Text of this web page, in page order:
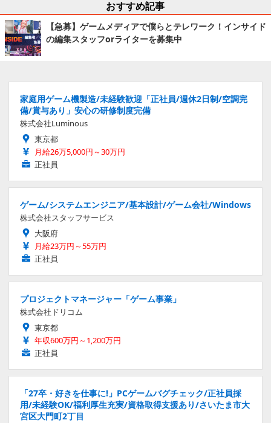
おすすめ記事
【急募】ゲームメディアで僕らとテレワーク！インサイド
の編集スタッフorライターを募集中
家庭用ゲーム機製造/未経験歓迎「正社員/週休2日制/空調完
備/賞与あり」安心の研修制度完備
株式会社Luminous
東京都
月給26万5,000円～30万円
正社員
ゲーム/システムエンジニア/基本設計/ゲーム会社/Windows
株式会社スタッフサービス
大阪府
月給23万円～55万円
正社員
プロジェクトマネージャー「ゲーム事業」
株式会社ドリコム
東京都
年収600万円～1,200万円
正社員
「27卒・好きを仕事に!」PCゲームバグチェック/正社員採
用/未経験OK/福利厚生充実/資格取得支援あり/さいたま市大
宮区大門町2丁目